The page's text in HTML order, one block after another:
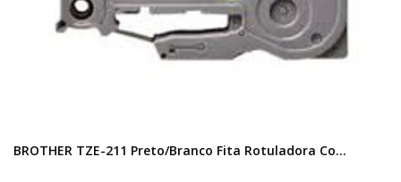
BROTHER TZE-211 Preto/Branco Fita Rotuladora Co...